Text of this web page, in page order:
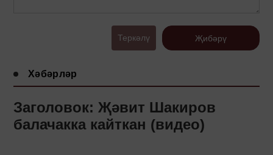
Теркәлү Җибәрү
Хәбәрләр
Заголовок: Җәвит Шакиров
балачакка кайткан (видео)